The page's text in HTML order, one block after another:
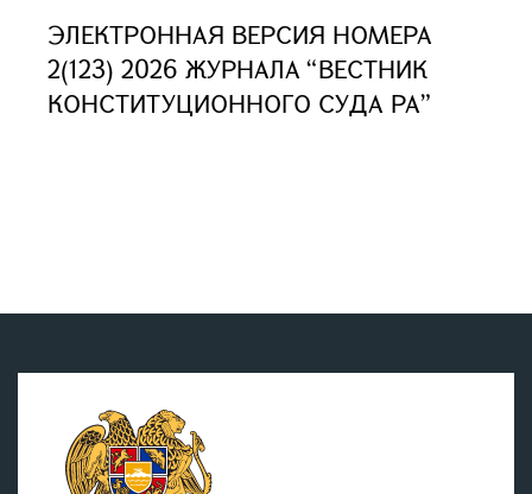
ЭЛЕКТРОННАЯ ВЕРСИЯ НОМЕРА
2(123) 2026 ЖУРНАЛА “ВЕСТНИК
КОНСТИТУЦИОННОГО СУДА РА”